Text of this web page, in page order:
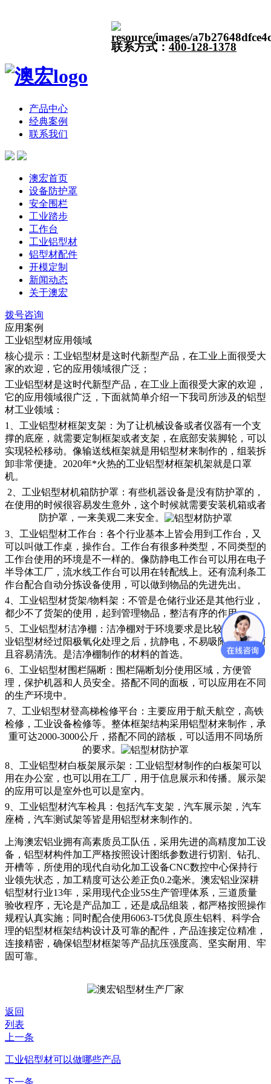
联系方式： 400-128-1378
产品中心
经典案例
联系我们
澳宏首页
设备防护罩
安全围栏
工业踏步
工作台
工业铝型材
铝型材配件
开模定制
新闻动态
关于澳宏
拨号咨询
应用案例
工业铝型材应用领域
核心提示：工业铝型材是这时代新型产品，在工业上面很受大
家的欢迎，它的应用领域很广泛；
工业铝型材是这时代新型产品，在工业上面很受大家的欢迎，
它的应用领域很广泛，下面就简单介绍一下我司所涉及的铝型
材工业领域：
1、工业铝型材框架支架：为了让机械设备或者仪器有一个支
撑的底座，就需要定制框架或者支架，在底部安装脚轮，可以
实现轻松移动。像输送线框架就是用铝型材来制作的，组装拆
卸非常便捷。2020年*火热的工业铝型材框架机架就是口罩
机。
2、工业铝型材机箱防护罩：有些机器设备是没有防护罩的，
在使用的时候很容易发生意外，这个时候就需要安装机箱或者
防护罩，一来美观二来安全。
3、工业铝型材工作台：各个行业基本上皆会用到工作台，又
可以叫做工作桌，操作台。工作台有很多种类型，不同类型的
工作台使用的环境是不一样的。像防静电工作台可以用在电子
半导体工厂，流水线工作台可以用在转配线上。还有流利条工
作台配合自动分拣设备使用，可以做到物品的先进先出。
4、工业铝型材货架/物料架：不管是仓储行业还是其他行业，
都少不了货架的使用，起到管理物品，整洁有序的作用
5、工业铝型材洁净棚：洁净棚对于环境要求是比较高的，工
业铝型材经过阳极氧化处理之后，抗静电，不易吸附灰尘，而
且容易清洗。是洁净棚制作的材料的首选。
6、工业铝型材围栏隔断：围栏隔断划分使用区域，方便管
理，保护机器和人员安全。搭配不同的面板，可以应用在不同
的生产环境中。
7、工业铝型材登高梯检修平台：主要应用于航天航空，高铁
检修，工业设备检修等。整体框架结构采用铝型材来制作，承
重可达2000-3000公斤，搭配不同的踏板，可以适用不同场所
的要求。
8、工业铝型材白板架展示架：工业铝型材制作的白板架可以
用在办公室，也可以用在工厂，用于信息展示和传播。展示架
的应用可以是室外也可以是室内。
9、工业铝型材汽车检具：包括汽车支架，汽车展示架，汽车
座椅，汽车测试架等皆是用铝型材来制作的。
上海澳宏铝业拥有高素质员工队伍，采用先进的高精度加工设
备，铝型材构件加工严格按照设计图纸参数进行切割、钻孔、
开槽等，所使用的现代自动化加工设备CNC数控中心保持行
业领先状态，加工精度可达公差正负0.2毫米。澳宏铝业深耕
铝型材行业13年，采用现代企业5S生产管理体系，三道质量
验收程序，无论是产品加工，还是成品组装，都严格按照操作
规程认真实施；同时配合使用6063-T5优良原生铝料、科学合
理的铝型材框架结构设计及可靠的配件，产品连接定位精准，
连接精密，确保铝型材框架等产品抗压强度高、坚实耐用、牢
固可靠。
返回
列表
上一条
工业铝型材可以做哪些产品
下一条